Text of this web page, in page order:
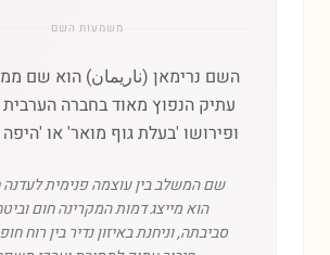
משמעות השם
השם נרימאן (ناريمان) הוא שם
עתיק הנפוץ מאוד בחברה
ופירושו 'בעלת גוף מואר' או 'היפה
שם המשלב בין עוצמה פנימית לעדנה
הוא מייצג דמות המקרינה חום
סביבתה, וניחנת באיזון נדיר בין רוח